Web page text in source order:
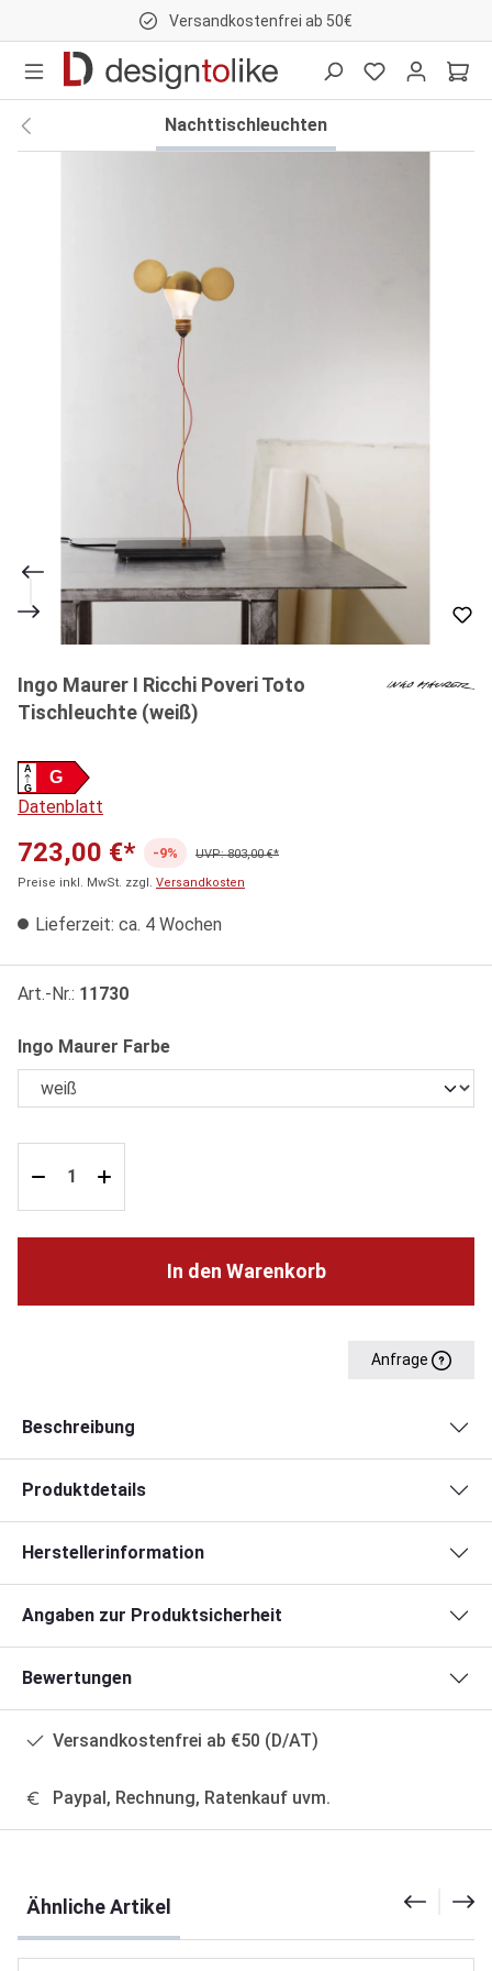
Versandkostenfrei ab 50€
Nachttischleuchten
Ingo Maurer I Ricchi Poveri Toto
Tischleuchte (weiß)
G
A
G
Datenblatt
723,00 €* -9%
UVP: 803,00 €*
Preise inkl. MwSt. zzgl. Versandkosten
Lieferzeit: ca. 4 Wochen
Art.-Nr.: 11730
Ingo Maurer Farbeauswählen
In den Warenkorb
Anfrage
Beschreibung
Produktdetails
Herstellerinformation
Angaben zur Produktsicherheit
Bewertungen
Versandkostenfrei ab €50 (D/AT)
Paypal, Rechnung, Ratenkauf uvm.
Ähnliche Artikel